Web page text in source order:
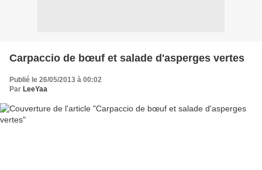
Carpaccio de bœuf et salade d'asperges vertes
Publié le 26/05/2013 à 00:02
Par LeeYaa